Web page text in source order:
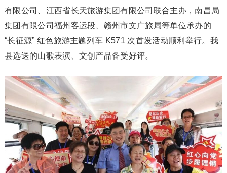
有限公司、江西省长天旅游集团有限公司联合主办，南昌局
集团有限公司福州客运段、赣州市文广旅局等单位承办的
“长征源” 红色旅游主题列车 K571 次首发活动顺利举行。我
县选送的山歌表演、文创产品备受好评。